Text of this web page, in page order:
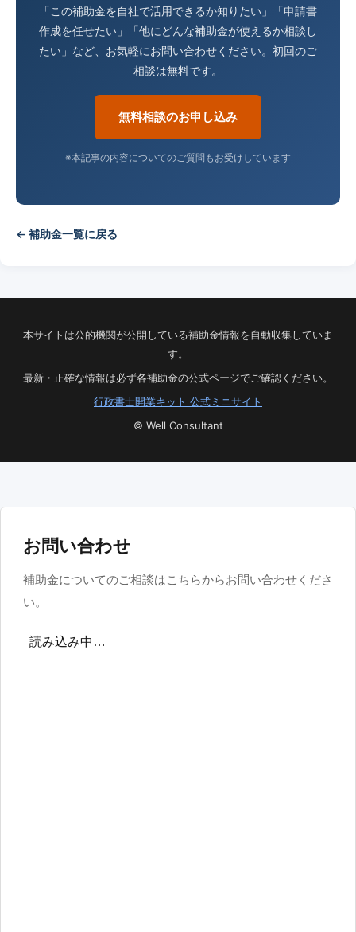
「この補助金を自社で活用できるか知りたい」「申請書
作成を任せたい」「他にどんな補助金が使えるか相談し
たい」など、お気軽にお問い合わせください。初回のご
相談は無料です。
無料相談のお申し込み
※本記事の内容についてのご質問もお受けしています
← 補助金一覧に戻る
本サイトは公的機関が公開している補助金情報を自動収集していま
す。
最新・正確な情報は必ず各補助金の公式ページでご確認ください。
行政書士開業キット 公式ミニサイト
© Well Consultant
お問い合わせ
補助金についてのご相談はこちらからお問い合わせくださ
い。